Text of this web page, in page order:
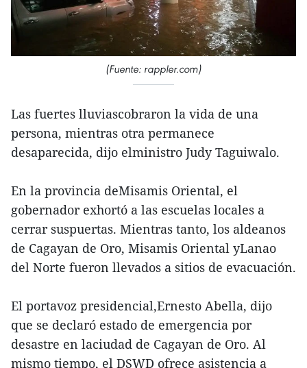
(Fuente: rappler.com)
Las fuertes lluviascobraron la vida de una
persona, mientras otra permanece
desaparecida, dijo elministro Judy Taguiwalo.
En la provincia deMisamis Oriental, el
gobernador exhortó a las escuelas locales a
cerrar suspuertas. Mientras tanto, los aldeanos
de Cagayan de Oro, Misamis Oriental yLanao
del Norte fueron llevados a sitios de evacuación.
El portavoz presidencial,Ernesto Abella, dijo
que se declaró estado de emergencia por
desastre en laciudad de Cagayan de Oro. Al
mismo tiempo, el DSWD ofrece asistencia a